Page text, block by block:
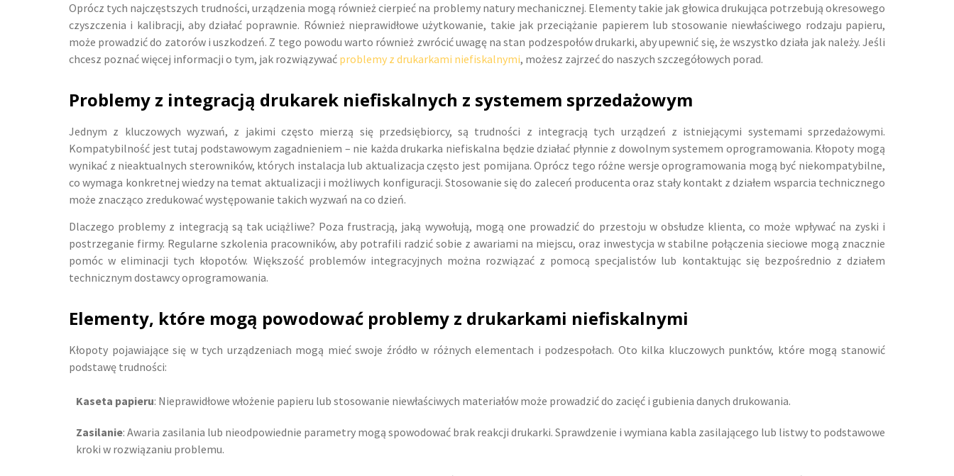
Oprócz tych najczęstszych trudności, urządzenia mogą również cierpieć na problemy natury mechanicznej. Elementy takie jak głowica drukująca potrzebują okresowego
czyszczenia i kalibracji, aby działać poprawnie. Również nieprawidłowe użytkowanie, takie jak przeciążanie papierem lub stosowanie niewłaściwego rodzaju papieru,
może prowadzić do zatorów i uszkodzeń. Z tego powodu warto również zwrócić uwagę na stan podzespołów drukarki, aby upewnić się, że wszystko działa jak należy. Jeśli
chcesz poznać więcej informacji o tym, jak rozwiązywać problemy z drukarkami niefiskalnymi, możesz zajrzeć do naszych szczegółowych porad.
Problemy z integracją drukarek niefiskalnych z systemem sprzedażowym
Jednym z kluczowych wyzwań, z jakimi często mierzą się przedsiębiorcy, są trudności z integracją tych urządzeń z istniejącymi systemami sprzedażowymi.
Kompatybilność jest tutaj podstawowym zagadnieniem – nie każda drukarka niefiskalna będzie działać płynnie z dowolnym systemem oprogramowania. Kłopoty mogą
wynikać z nieaktualnych sterowników, których instalacja lub aktualizacja często jest pomijana. Oprócz tego różne wersje oprogramowania mogą być niekompatybilne,
co wymaga konkretnej wiedzy na temat aktualizacji i możliwych konfiguracji. Stosowanie się do zaleceń producenta oraz stały kontakt z działem wsparcia technicznego
może znacząco zredukować występowanie takich wyzwań na co dzień.
Dlaczego problemy z integracją są tak uciążliwe? Poza frustracją, jaką wywołują, mogą one prowadzić do przestoju w obsłudze klienta, co może wpływać na zyski i
postrzeganie firmy. Regularne szkolenia pracowników, aby potrafili radzić sobie z awariami na miejscu, oraz inwestycja w stabilne połączenia sieciowe mogą znacznie
pomóc w eliminacji tych kłopotów. Większość problemów integracyjnych można rozwiązać z pomocą specjalistów lub kontaktując się bezpośrednio z działem
technicznym dostawcy oprogramowania.
Elementy, które mogą powodować problemy z drukarkami niefiskalnymi
Kłopoty pojawiające się w tych urządzeniach mogą mieć swoje źródło w różnych elementach i podzespołach. Oto kilka kluczowych punktów, które mogą stanowić
podstawę trudności:
Kaseta papieru: Nieprawidłowe włożenie papieru lub stosowanie niewłaściwych materiałów może prowadzić do zacięć i gubienia danych drukowania.
Zasilanie: Awaria zasilania lub nieodpowiednie parametry mogą spowodować brak reakcji drukarki. Sprawdzenie i wymiana kabla zasilającego lub listwy to podstawowe
kroki w rozwiązaniu problemu.